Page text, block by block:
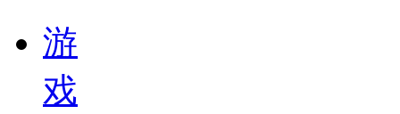
游
戏